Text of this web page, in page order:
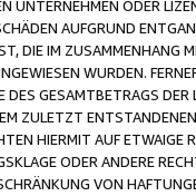
UNTERNEHMEN ODER
AUFGRUND
DIE IM ZUSAMMENHANG
WURDEN.
DES GESAMTBETRAGS
ZULETZT
HIERMIT AUF
ODER ANDERE
VON